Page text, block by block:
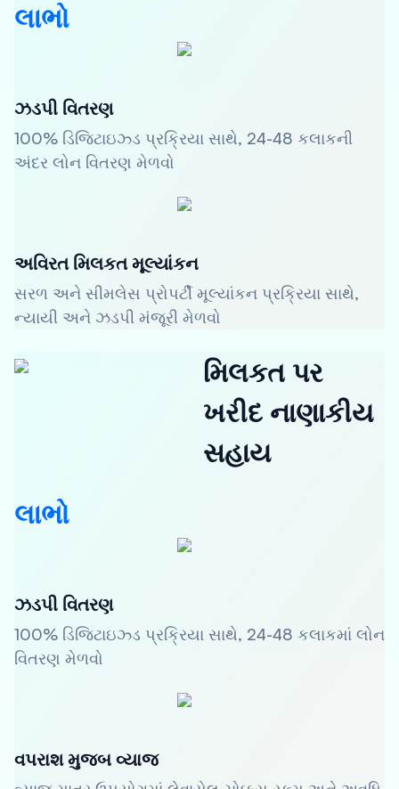
લાભો
ઝડપી વિતરણ
100% ડિજિટાઇઝ્ડ પ્રક્રિયા સાથે, 24-48 કલાકની
અંદર લોન વિતરણ મેળવો
અવિરત મિલકત મૂલ્યાંકન
સરળ અને સીમલેસ પ્રોપર્ટી મૂલ્યાંકન પ્રક્રિયા સાથે,
ન્યાયી અને ઝડપી મંજૂરી મેળવો
મિલકત પર
ખરીદ નાણાકીય
સહાય
લાભો
ઝડપી વિતરણ
100% ડિજિટાઇઝ્ડ પ્રક્રિયા સાથે, 24-48 કલાકમાં લોન
વિતરણ મેળવો
વપરાશ મુજબ વ્યાજ